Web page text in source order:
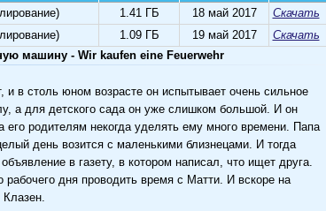
1.41 ГБ 18 май 2017
Скачать
1.09 ГБ 19 май 2017
Скачать
машину - Wir kaufen eine Feuerwehr
и в столь юном возрасте он испытывает очень сильное
а для детского сада он уже слишком большой. И он
его родителям некогда уделять ему много времени. Папа
день возится с маленькими близнецами. И тогда
в газету, в котором написал, что ищет друга.
дня проводить время с Матти. И вскоре на
Клазен.